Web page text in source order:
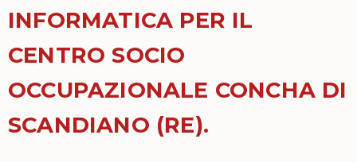
INFORMATICA PER IL
CENTRO SOCIO
OCCUPAZIONALE CONCHA DI
SCANDIANO (RE).